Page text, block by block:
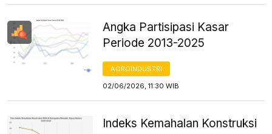
Angka Partisipasi Kasar
Periode 2013-2025
AGROINDUSTRI
02/06/2026, 11:30 WIB
Indeks Kemahalan Konstruksi